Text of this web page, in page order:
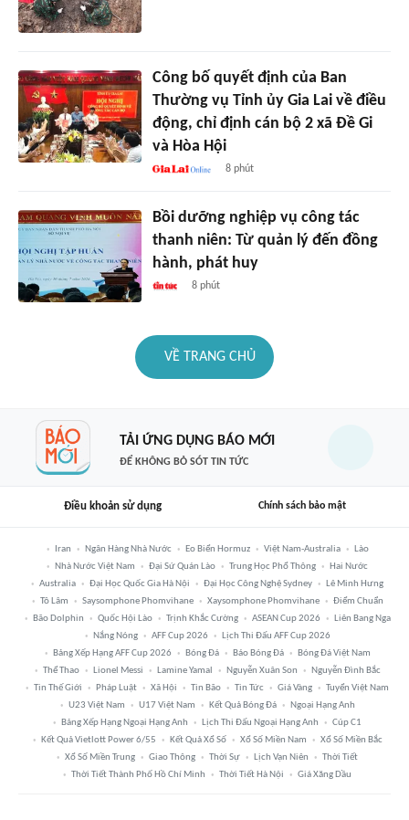
Công bố quyết định của Ban
Thường vụ Tỉnh ủy Gia Lai về điều
động, chỉ định cán bộ 2 xã Đề Gi
và Hòa Hội
8 phút
Bồi dưỡng nghiệp vụ công tác
thanh niên: Từ quản lý đến đồng
hành, phát huy
8 phút
VỀ TRANG CHỦ
TẢI ỨNG DỤNG BÁO MỚI
ĐỂ KHÔNG BỎ SÓT TIN TỨC
Điều khoản sử dụng Chính sách bảo mật
Iran Ngân Hàng Nhà Nước Eo Biển Hormuz Việt Nam-Australia
Lào
Nhà Nước Việt Nam
Đại Sứ Quán Lào Trung Học Phổ Thông
Hai Nước
Australia
Đại Học Quốc Gia Hà Nội Đại Học Công Nghệ Sydney
Lê Minh Hưng
Tô Lâm
Saysomphone Phomvihane Xaysomphone Phomvihane
Điểm Chuẩn
Bão Dolphin
Quốc Hội Lào Trịnh Khắc Cường ASEAN Cup 2026
Liên Bang Nga
Nắng Nóng
AFF Cup 2026
Lịch Thi Đấu AFF Cup 2026
Bảng Xếp Hạng AFF Cup 2026
Bóng Đá Báo Bóng Đá
Bóng Đá Việt Nam
Thể Thao
Lionel Messi Lamine Yamal Nguyễn Xuân Son
Nguyễn Đình Bắc
Tin Thế Giới
Pháp Luật Xã Hội Tin Bão Tin Tức Giá Vàng
Tuyển Việt Nam
U23 Việt Nam
U17 Việt Nam Kết Quả Bóng Đá
Ngoại Hạng Anh
Bảng Xếp Hạng Ngoại Hạng Anh
Lịch Thi Đấu Ngoại Hạng Anh
Cúp C1
Kết Quả Vietlott Power 6/55
Kết Quả Xổ Số Xổ Số Miền Nam
Xổ Số Miền Bắc
Xổ Số Miền Trung
Giao Thông Thời Sự Lịch Vạn Niên
Thời Tiết
Thời Tiết Thành Phố Hồ Chí Minh
Thời Tiết Hà Nội Giá Xăng Dầu